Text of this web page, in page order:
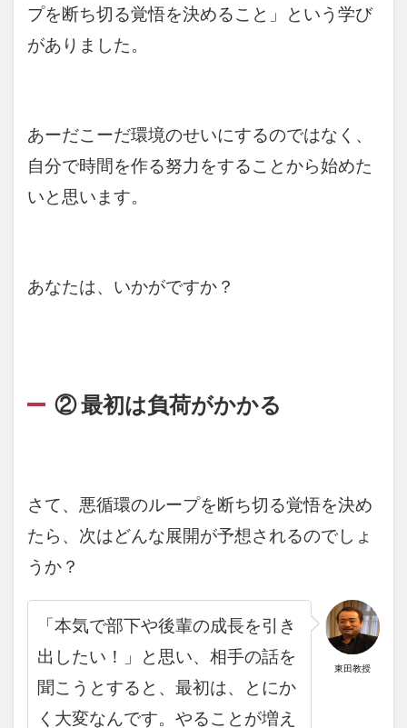
プを断ち切る覚悟を決めること」という学び
がありました。
あーだこーだ環境のせいにするのではなく、
自分で時間を作る努力をすることから始めた
いと思います。
あなたは、いかがですか？
② 最初は負荷がかかる
さて、悪循環のループを断ち切る覚悟を決め
たら、次はどんな展開が予想されるのでしょ
うか？
東田教授
「本気で部下や後輩の成長を引き
出したい！」と思い、相手の話を
聞こうとすると、最初は、とにか
く大変なんです。 やることが増え